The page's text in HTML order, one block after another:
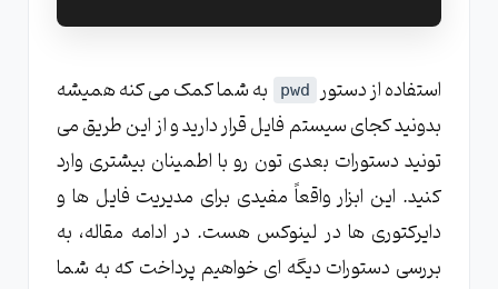
استفاده از دستور pwd
به شما کمک می کنه همیشه
بدونید کجای سیستم فایل قرار دارید و از این طریق می
تونید دستورات بعدی تون رو با اطمینان بیشتری وارد
کنید. این ابزار واقعاً مفیدی برای مدیریت فایل ها و
دایرکتوری ها در لینوکس هست. در ادامه مقاله، به
بررسی دستورات دیگه ای خواهیم پرداخت که به شما